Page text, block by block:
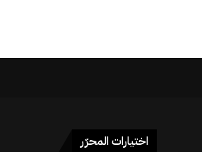
اختيارات المحرّر